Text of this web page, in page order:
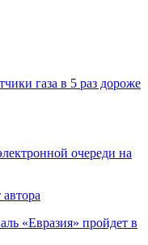
газа в 5 раз дороже
очереди на
«Евразия» пройдет в